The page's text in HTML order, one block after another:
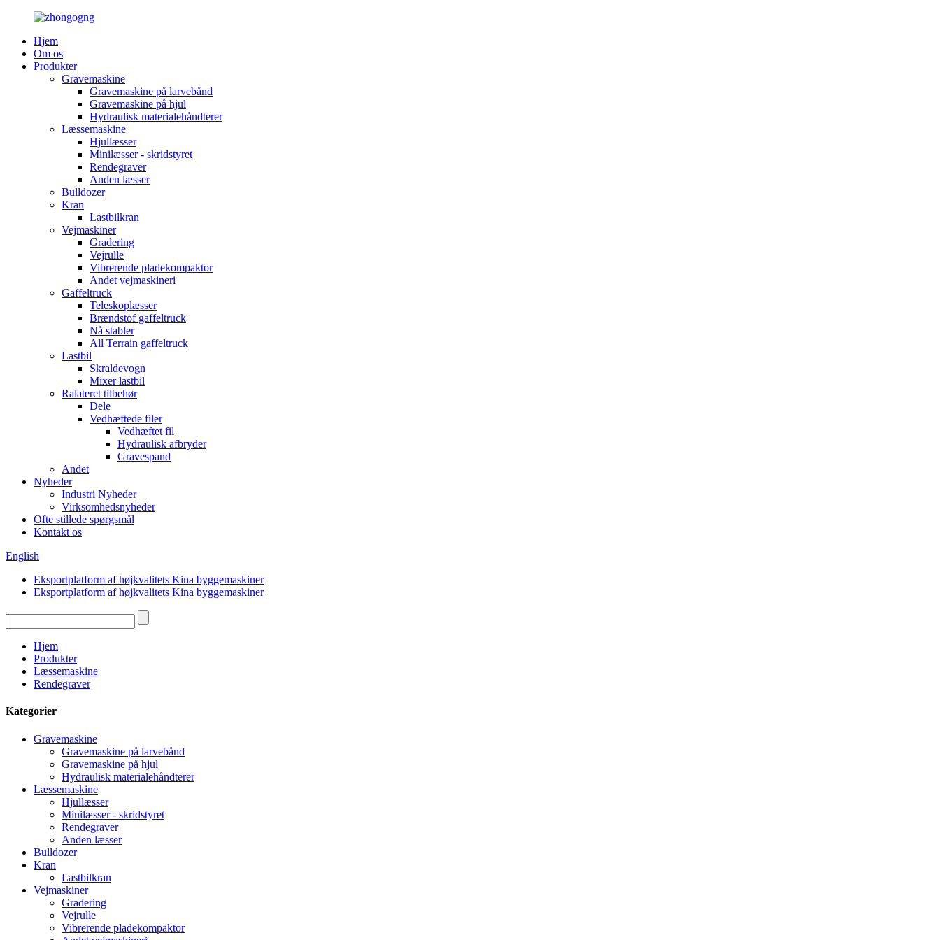
Hjem
Om os
Produkter
Gravemaskine
Gravemaskine på larvebånd
Gravemaskine på hjul
Hydraulisk materialehåndterer
Læssemaskine
Hjullæsser
Minilæsser - skridstyret
Rendegraver
Anden læsser
Bulldozer
Kran
Lastbilkran
Vejmaskiner
Gradering
Vejrulle
Vibrerende pladekompaktor
Andet vejmaskineri
Gaffeltruck
Teleskoplæsser
Brændstof gaffeltruck
Nå stabler
All Terrain gaffeltruck
Lastbil
Skraldevogn
Mixer lastbil
Ralateret tilbehør
Dele
Vedhæftede filer
Vedhæftet fil
Hydraulisk afbryder
Gravespand
Andet
Nyheder
Industri Nyheder
Virksomhedsnyheder
Ofte stillede spørgsmål
Kontakt os
English
Eksportplatform af højkvalitets Kina byggemaskiner
Eksportplatform af højkvalitets Kina byggemaskiner
Hjem
Produkter
Læssemaskine
Rendegraver
Kategorier
Gravemaskine
Gravemaskine på larvebånd
Gravemaskine på hjul
Hydraulisk materialehåndterer
Læssemaskine
Hjullæsser
Minilæsser - skridstyret
Rendegraver
Anden læsser
Bulldozer
Kran
Lastbilkran
Vejmaskiner
Gradering
Vejrulle
Vibrerende pladekompaktor